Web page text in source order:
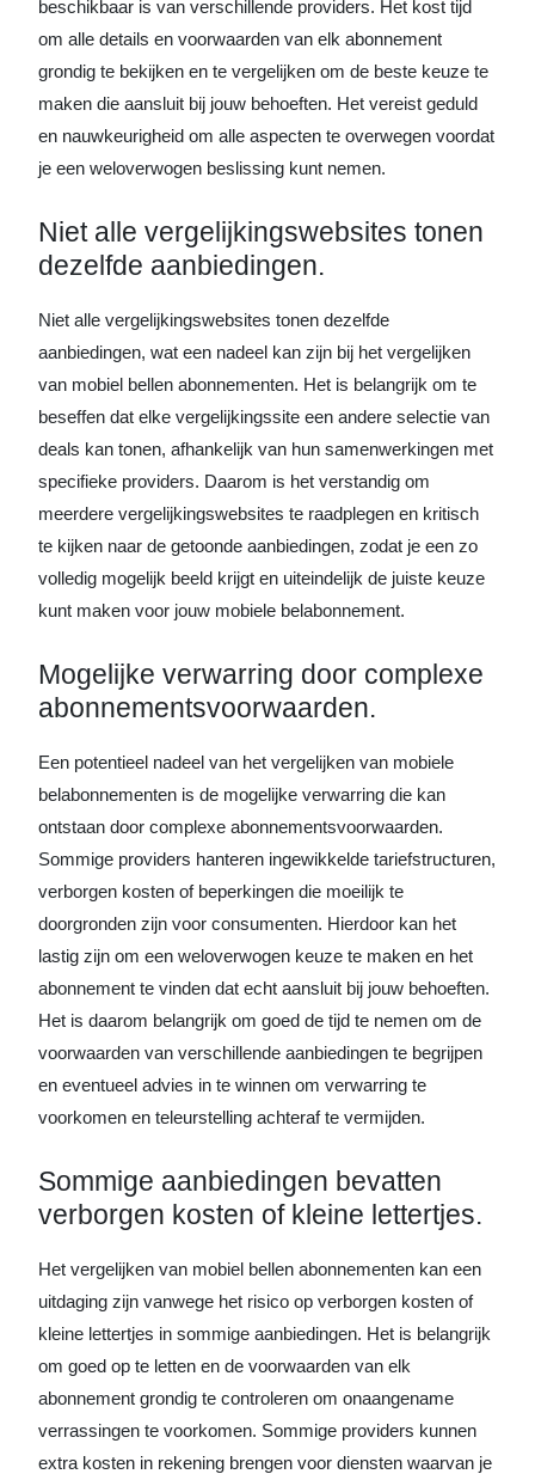
beschikbaar is van verschillende providers. Het kost tijd
om alle details en voorwaarden van elk abonnement
grondig te bekijken en te vergelijken om de beste keuze te
maken die aansluit bij jouw behoeften. Het vereist geduld
en nauwkeurigheid om alle aspecten te overwegen voordat
je een weloverwogen beslissing kunt nemen.
Niet alle vergelijkingswebsites tonen
dezelfde aanbiedingen.
Niet alle vergelijkingswebsites tonen dezelfde
aanbiedingen, wat een nadeel kan zijn bij het vergelijken
van mobiel bellen abonnementen. Het is belangrijk om te
beseffen dat elke vergelijkingssite een andere selectie van
deals kan tonen, afhankelijk van hun samenwerkingen met
specifieke providers. Daarom is het verstandig om
meerdere vergelijkingswebsites te raadplegen en kritisch
te kijken naar de getoonde aanbiedingen, zodat je een zo
volledig mogelijk beeld krijgt en uiteindelijk de juiste keuze
kunt maken voor jouw mobiele belabonnement.
Mogelijke verwarring door complexe
abonnementsvoorwaarden.
Een potentieel nadeel van het vergelijken van mobiele
belabonnementen is de mogelijke verwarring die kan
ontstaan door complexe abonnementsvoorwaarden.
Sommige providers hanteren ingewikkelde tariefstructuren,
verborgen kosten of beperkingen die moeilijk te
doorgronden zijn voor consumenten. Hierdoor kan het
lastig zijn om een weloverwogen keuze te maken en het
abonnement te vinden dat echt aansluit bij jouw behoeften.
Het is daarom belangrijk om goed de tijd te nemen om de
voorwaarden van verschillende aanbiedingen te begrijpen
en eventueel advies in te winnen om verwarring te
voorkomen en teleurstelling achteraf te vermijden.
Sommige aanbiedingen bevatten
verborgen kosten of kleine lettertjes.
Het vergelijken van mobiel bellen abonnementen kan een
uitdaging zijn vanwege het risico op verborgen kosten of
kleine lettertjes in sommige aanbiedingen. Het is belangrijk
om goed op te letten en de voorwaarden van elk
abonnement grondig te controleren om onaangename
verrassingen te voorkomen. Sommige providers kunnen
extra kosten in rekening brengen voor diensten waarvan je